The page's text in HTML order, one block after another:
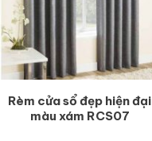
Rèm cửa sổ đẹp hiện đại
màu xám RCS07